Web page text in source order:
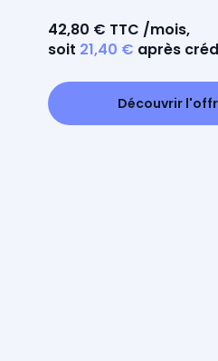
42,80 € TTC /mois,
soit 21,40 € après
Découvrir